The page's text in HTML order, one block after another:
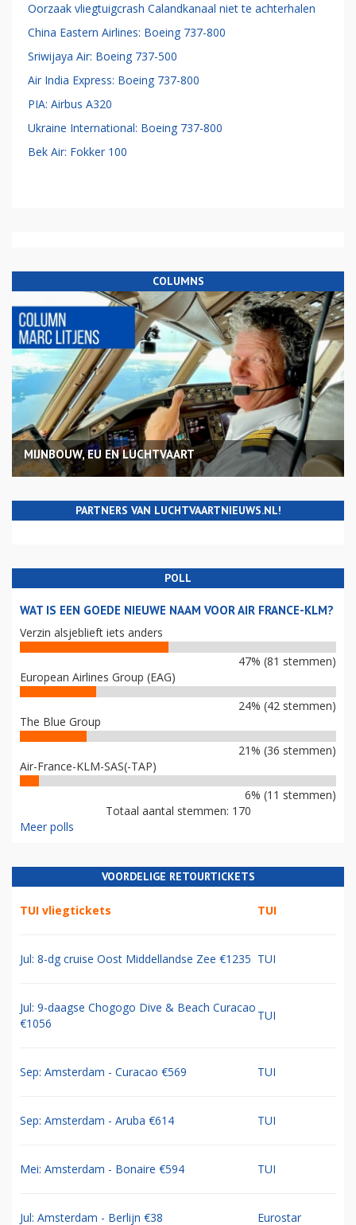
Oorzaak vliegtuigcrash Calandkanaal niet te achterhalen
China Eastern Airlines: Boeing 737-800
Sriwijaya Air: Boeing 737-500
Air India Express: Boeing 737-800
PIA: Airbus A320
Ukraine International: Boeing 737-800
Bek Air: Fokker 100
COLUMNS
MIJNBOUW, EU EN LUCHTVAART
PARTNERS VAN LUCHTVAARTNIEUWS.NL!
POLL
WAT IS EEN GOEDE NIEUWE NAAM VOOR AIR FRANCE-KLM?
Verzin alsjeblieft iets anders
47% (81 stemmen)
European Airlines Group (EAG)
24% (42 stemmen)
The Blue Group
21% (36 stemmen)
Air-France-KLM-SAS(-TAP)
6% (11 stemmen)
Totaal aantal stemmen: 170
Meer polls
VOORDELIGE RETOURTICKETS
TUI vliegtickets TUI
Jul: 8-dg cruise Oost Middellandse Zee €1235 TUI
Jul: 9-daagse Chogogo Dive & Beach Curacao
€1056
TUI
Sep: Amsterdam - Curacao €569 TUI
Sep: Amsterdam - Aruba €614 TUI
Mei: Amsterdam - Bonaire €594 TUI
Jul: Amsterdam - Berlijn €38 Eurostar